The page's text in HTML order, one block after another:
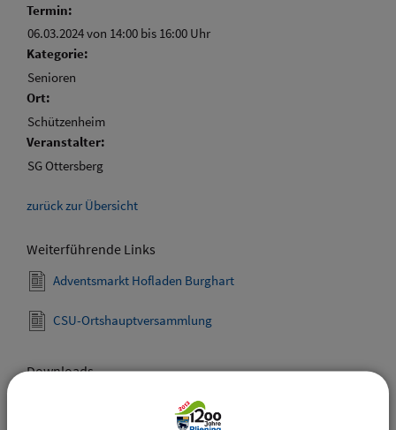
Termin:
06.03.2024 von 14:00 bis 16:00 Uhr
Kategorie:
Senioren
Ort:
Schützenheim
Veranstalter:
SG Ottersberg
zurück zur Übersicht
Weiterführende Links
Adventsmarkt Hofladen Burghart
CSU-Ortshauptversammlung
Downloads
Den gewählten Termin als VCS-Kalenderdatei